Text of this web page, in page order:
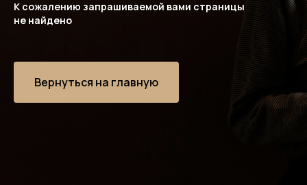
К сожалению запрашиваемой вами страницы
не найдено
Вернуться на главную